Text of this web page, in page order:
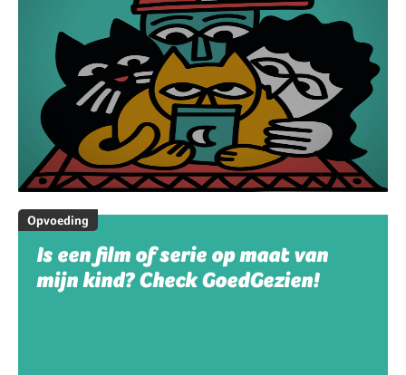
Opvoeding
Is een film of serie op maat van
mijn kind? Check GoedGezien!